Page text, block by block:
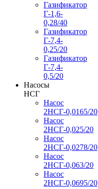
Газификатор
Г-1,6-
0,28/40
Газификатор
Г-7,4-
0,25/20
Газификатор
Г-7,4-
0,5/20
Насосы
НСГ
Насос
2НСГ-0,0165/20
Насос
2НСГ-0,025/20
Насос
2НСГ-0,0278/20
Насос
2НСГ-0,063/20
Насос
2НСГ-0,0695/20